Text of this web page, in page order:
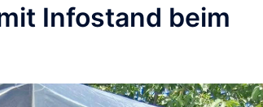
Infostand beim